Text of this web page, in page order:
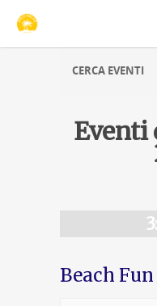
CERCA EVENTI
Eventi
Beach